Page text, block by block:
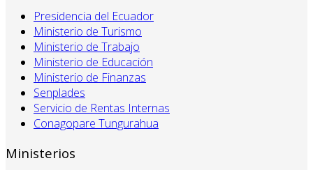
Presidencia del Ecuador
Ministerio de Turismo
Ministerio de Trabajo
Ministerio de Educación
Ministerio de Finanzas
Senplades
Servicio de Rentas Internas
Conagopare Tungurahua
Ministerios